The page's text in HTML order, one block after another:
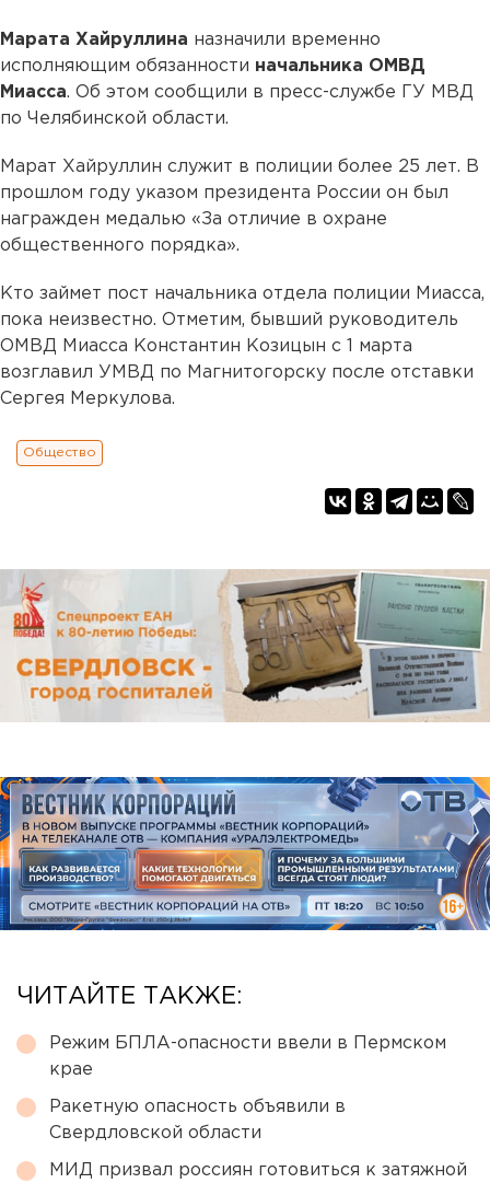
Марата Хайруллина назначили временно
исполняющим обязанности начальника ОМВД
Миасса. Об этом сообщили в пресс-службе ГУ МВД
по Челябинской области.
Марат Хайруллин служит в полиции более 25 лет. В
прошлом году указом президента России он был
награжден медалью «За отличие в охране
общественного порядка».
Кто займет пост начальника отдела полиции Миасса,
пока неизвестно. Отметим, бывший руководитель
ОМВД Миасса Константин Козицын с 1 марта
возглавил УМВД по Магнитогорску после отставки
Сергея Меркулова.
Общество
ЧИТАЙТЕ ТАКЖЕ:
Режим БПЛА-опасности ввели в Пермском
крае
Ракетную опасность объявили в
Свердловской области
МИД призвал россиян готовиться к затяжной